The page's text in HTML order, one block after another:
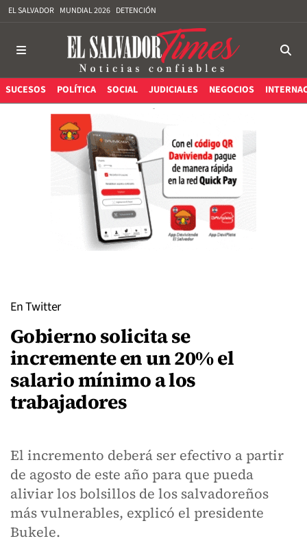
EL SALVADOR MUNDIAL 2026 DETENCIÓN
SUCESOS POLÍTICA SOCIAL JUDICIALES NEGOCIOS
En Twitter
Gobierno solicita se
incremente en un 20% el
salario mínimo a los
trabajadores
El incremento deberá ser efectivo a partir
de agosto de este año para que pueda
aliviar los bolsillos de los salvadoreños
más vulnerables, explicó el presidente
Bukele.